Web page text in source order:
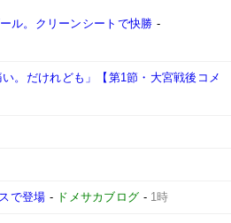
ル。クリーンシートで快勝 -
。だけれども」【第1節・大宮戦後コメ
で登場 - ドメサカブログ - 1時